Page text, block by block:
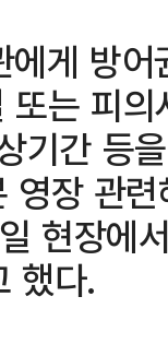
게 방
는 피
기간 등
영장 관
현장에
했다.